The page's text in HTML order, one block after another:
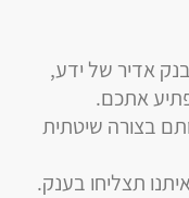
אדיר של ידע,
אתכם.
בצורה שיטתית
תצליחו בענק.